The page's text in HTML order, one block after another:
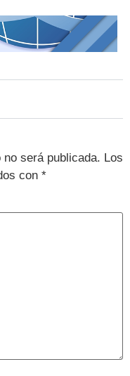
será publicada. Los
con *